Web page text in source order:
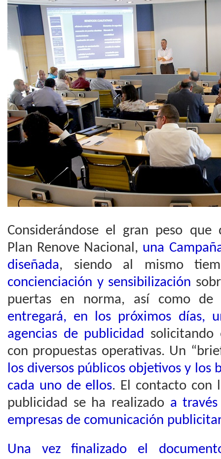
Considerándose el gran peso
Plan Renove Nacional, una
diseñada, siendo al mismo
concienciación y sensibilización
puertas en norma, así como
entregará, en los próximos días,
agencias de publicidad solicitando
con propuestas operativas. Un
los diversos públicos objetivos y los
cada uno de ellos. El contacto con
publicidad se ha realizado a
empresas de comunicación
Una vez finalizado el